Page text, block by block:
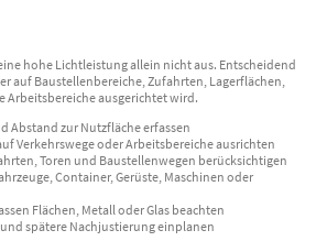
hohe Lichtleistung allein nicht aus. Entscheidend
auf Baustellenbereiche, Zufahrten, Lagerflächen,
Arbeitsbereiche ausgerichtet wird.
Abstand zur Nutzfläche erfassen
Verkehrswege oder Arbeitsbereiche ausrichten
Toren und Baustellenwegen berücksichtigen
Container, Gerüste, Maschinen oder
Flächen, Metall oder Glas beachten
spätere Nachjustierung einplanen